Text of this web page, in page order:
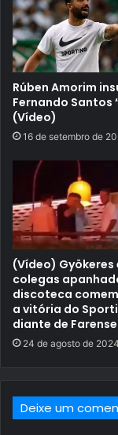
Rúben Amorim
Fernando Santos
(Vídeo)
16 de setembro de
(Vídeo) Gyökeres
colegas
discoteca
a vitória do
diante de Farense
24 de agosto de 2024
Deixe um